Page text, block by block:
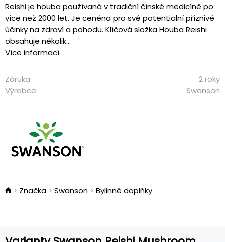
Reishi je houba používaná v tradiční čínské medicíně po
více než 2000 let. Je ceněna pro své potentialní příznivé
účinky na zdraví a pohodu. Klíčová složka Houba Reishi
obsahuje několik...
Více informací
Záruka:
2 roky
Výrobce:
Swanson
Značka Swanson Bylinné doplňky